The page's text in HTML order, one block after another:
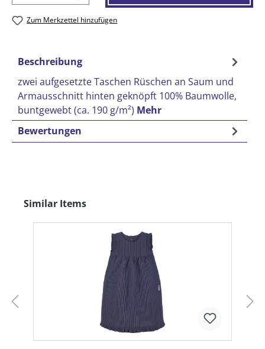
Zum Merkzettel hinzufügen
Beschreibung
zwei aufgesetzte Taschen Rüschen an Saum und
Armausschnitt hinten geknöpft 100% Baumwolle,
buntgewebt (ca. 190 g/m²) Mehr
Bewertungen
Produktgalerie überspringen
Similar Items